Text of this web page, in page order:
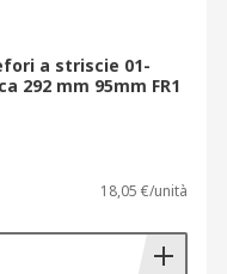
a striscie 01-
292 mm 95mm FR1
18,05 €/unità